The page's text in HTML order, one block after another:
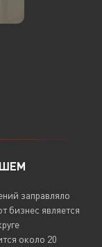
заправляло
бизнес является
около 20